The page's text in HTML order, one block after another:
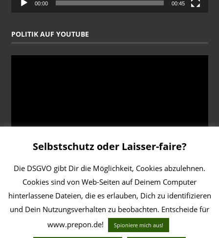
00:00 00:45
POLITIK AUF YOUTUBE
DERZEIT AUF TWITTER
Tweets by ClausKullak
Selbstschutz oder Laisser-faire?
Die DSGVO gibt Dir die Möglichkeit, Cookies abzulehnen.
Cookies sind von Web-Seiten auf Deinem Computer
hinterlassene Dateien, die es erlauben, Dich zu identifizieren
und Dein Nutzungsverhalten zu beobachten. Entscheide für
www.prepon.de!
Spioniere mich aus!